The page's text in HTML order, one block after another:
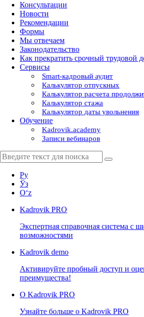
Консультации
Новости
Рекомендации
Формы
Мы отвечаем
Законодательство
Как прекратить срочный трудовой
Сервисы
Smart-кадровый аудит
Калькулятор отпускных
Калькулятор расчета
Калькулятор стажа
Калькулятор даты увольнения
Обучение
Kadrovik.academy
Записи вебинаров
Ру
Ўз
Oʻz
Kadrovik PRO
Экспертная справочная система с
возможностями
Kadrovik demo
Активируйте пробный доступ и
преимущества!
О Kadrovik PRO
Узнайте больше о Kadrovik PRO